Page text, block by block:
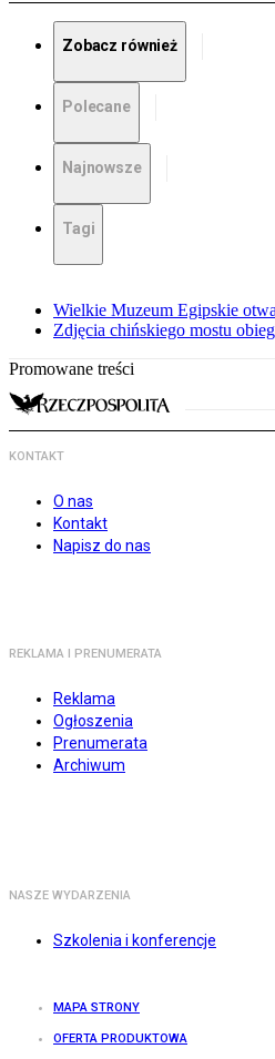
Zobacz również
Polecane
Najnowsze
Tagi
Wielkie Muzeum Egipskie
Zdjęcia chińskiego mostu
Promowane treści
KONTAKT
O nas
Kontakt
Napisz do nas
REKLAMA I PRENUMERATA
Reklama
Ogłoszenia
Prenumerata
Archiwum
NASZE WYDARZENIA
Szkolenia i konferencje
MAPA STRONY
OFERTA PRODUKTOWA